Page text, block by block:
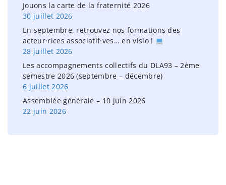
Jouons la carte de la fraternité 2026
30 juillet 2026
En septembre, retrouvez nos formations des
acteur·rices associatif·ves… en visio !
28 juillet 2026
Les accompagnements collectifs du DLA93 – 2ème
semestre 2026 (septembre – décembre)
6 juillet 2026
Assemblée générale – 10 juin 2026
22 juin 2026